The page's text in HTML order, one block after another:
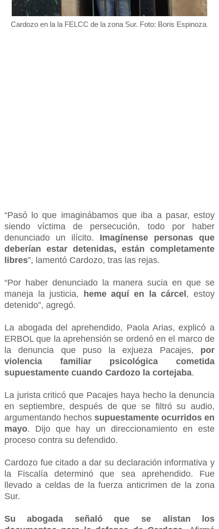
Cardozo en la la FELCC de la zona Sur. Foto: Boris Espinoza.
“Pasó lo que imaginábamos que iba a pasar, estoy
siendo víctima de persecución, todo por haber
denunciado un ilícito. Imagínense personas que
deberían estar detenidas, están completamente
libres”, lamentó Cardozo, tras las rejas.
“Por haber denunciado la manera sucia en que se
maneja la justicia,
heme aquí en la cárcel , estoy
detenido”, agregó.
La abogada del aprehendido, Paola Arias, explicó a
ERBOL que la aprehensión se ordenó en el marco de
la denuncia que puso la exjueza Pacajes, por
violencia familiar psicológica cometida
supuestamente cuando Cardozo la cortejaba.
La jurista criticó que Pacajes haya hecho la denuncia
en septiembre, después de que se filtró su audio,
argumentando hechos supuestamente ocurridos en
mayo. Dijo que hay un direccionamiento en este
proceso contra su defendido.
Cardozo fue citado a dar su declaración informativa y
la Fiscalía determinó que sea aprehendido. Fue
llevado a celdas de la fuerza anticrimen de la zona
Sur.
Su abogada señaló que se alistan los